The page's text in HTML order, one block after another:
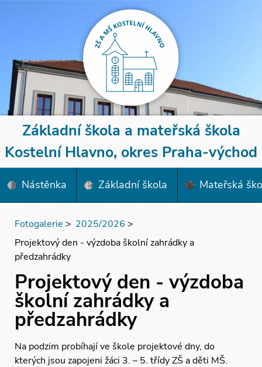
Základní škola a mateřská škola
Kostelní Hlavno, okres Praha-východ
Nástěnka Základní škola Mateřská
Fotogalerie > 2025/2026 >
Projektový den - výzdoba školní zahrádky a
předzahrádky
Projektový den - výzdoba
školní zahrádky a
předzahrádky
Na podzim probíhají ve škole projektové dny, do
kterých jsou zapojeni žáci 3. – 5. třídy ZŠ a děti MŠ.